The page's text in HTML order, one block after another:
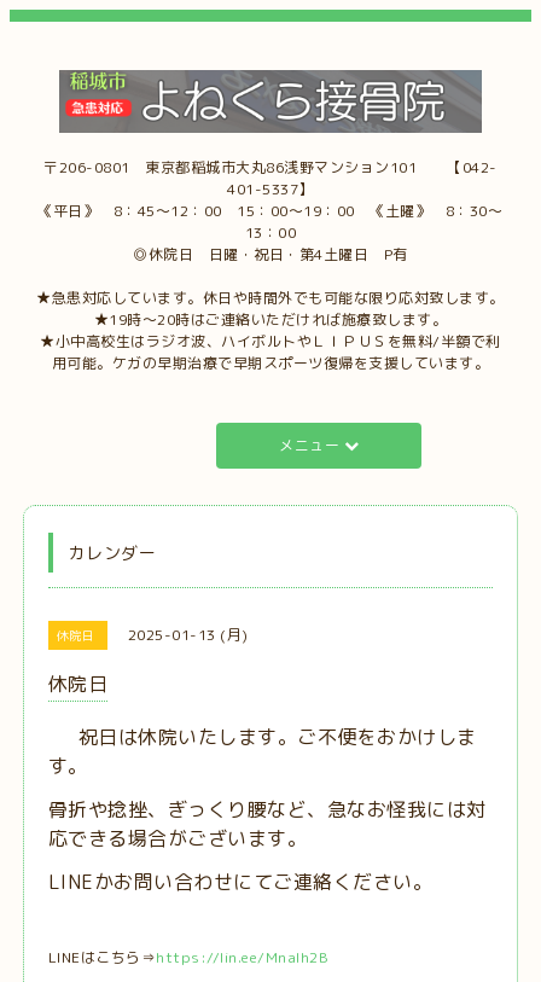
〒206-0801 東京都稲城市大丸86浅野マンション101 【042-
401-5337】
《平日》 8：45～12：00 15：00～19：00 《土曜》 8：30～
13：00
◎休院日 日曜・祝日・第4土曜日 P有
★急患対応しています。休日や時間外でも可能な限り応対致します。
★19時～20時はご連絡いただければ施療致します。
★小中高校生はラジオ波、ハイボルトやＬＩＰＵＳを無料/半額で利
用可能。ケガの早期治療で早期スポーツ復帰を支援しています。
メニュー
カレンダー
休院日 2025-01-13 (月)
休院日
祝日は休院いたします。ご不便をおかけしま
す。
骨折や捻挫、ぎっくり腰など、急なお怪我には対
応できる場合がございます。
LINEかお問い合わせにてご連絡ください。
LINEはこちら⇒https://lin.ee/MnaIh2B